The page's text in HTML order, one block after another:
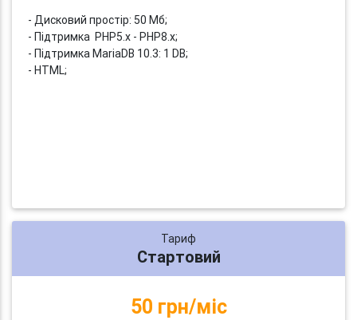
- Дисковий простір: 50 Мб;
- Підтримка PHP5.x - PHP8.x;
- Підтримка MariaDB 10.3: 1 DB;
- HTML;
Тариф
Стартовий
50 грн/міс